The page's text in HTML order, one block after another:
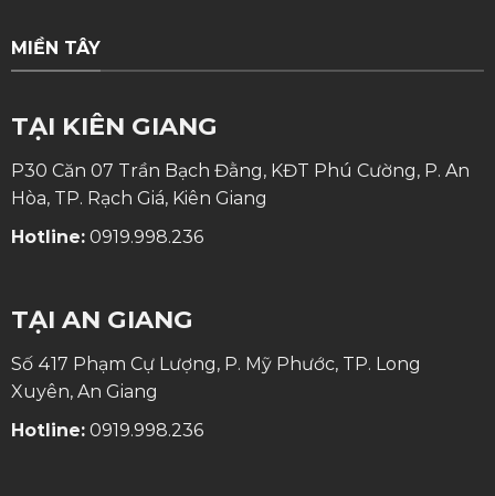
MIỀN TÂY
TẠI KIÊN GIANG
P30 Căn 07 Trần Bạch Đằng, KĐT Phú Cường, P. An
Hòa, TP. Rạch Giá, Kiên Giang
Hotline: 0919.998.236
TẠI AN GIANG
Số 417 Phạm Cự Lượng, P. Mỹ Phước, TP. Long
Xuyên, An Giang
Hotline: 0919.998.236